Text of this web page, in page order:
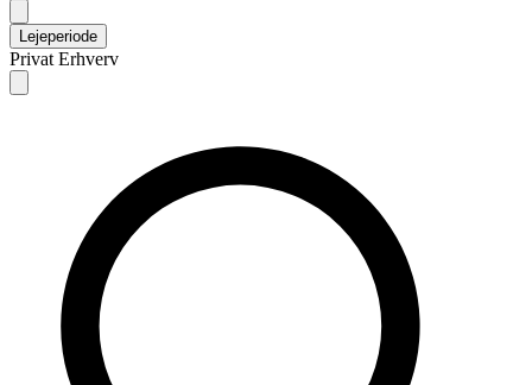
Lejeperiode
Privat Erhverv